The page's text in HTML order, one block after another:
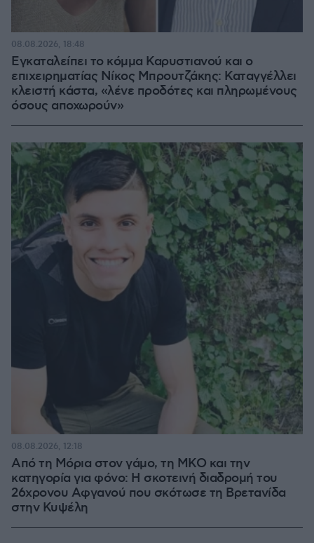
Εγκαταλείπει το κόμμα Καρυστιανού και ο
επιχειρηματίας Νίκος Μπρουτζάκης: Καταγγέλλει
κλειστή κάστα, «λένε προδότες και πληρωμένους
όσους αποχωρούν»
08.08.2026, 18:48
Από τη Μόρια στον γάμο, τη ΜΚΟ και την
κατηγορία για φόνο: Η σκοτεινή διαδρομή του
26χρονου Αφγανού που σκότωσε τη Βρετανίδα
στην Κυψέλη
08.08.2026, 12:18